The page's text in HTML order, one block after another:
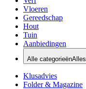
Vloeren
Gereedschap
Hout
Tuin
Aanbiedingen
Alle categorieënAlles
Klusadvies
Folder & Magazine